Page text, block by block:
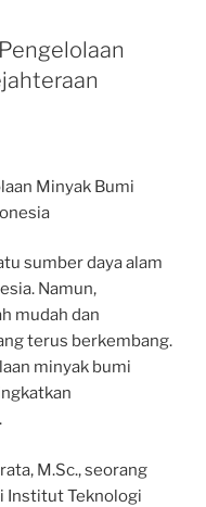
Minyak Bumi
sumber daya alam
Namun,
mudah dan
terus berkembang.
minyak bumi
M.Sc., seorang
Institut Teknologi